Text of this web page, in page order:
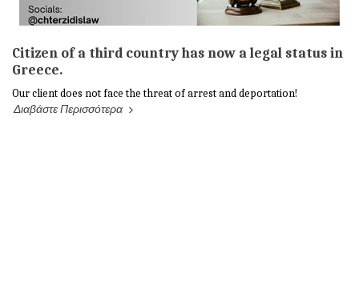
Citizen of a third country has now a legal status in
Greece.
Our client does not face the threat of arrest and deportation!
Διαβάστε Περισσότερα